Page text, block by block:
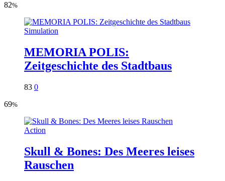
82%
Simulation
MEMORIA POLIS:
Zeitgeschichte des Stadtbaus
83 0
69%
Action
Skull & Bones: Des Meeres leises
Rauschen